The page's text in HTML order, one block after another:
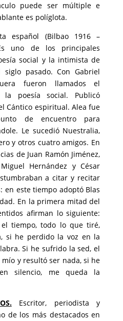
puede ser múltiple e
es políglota.
español (Bilbao 1916 –
uno de los principales
social y la intimista de
pasado. Con Gabriel
fueron llamados el
la poesía social. Publicó
Cántico espiritual. Alea fue
de encuentro para
Le sucedió Nuestralia,
y otros cuatro amigos. En
de Juan Ramón Jiménez,
Hernández y César
a citar y recitar
en este tiempo adoptó Blas
En la primera mitad del
afirman lo siguiente:
tiempo, todo lo que tiré,
si he perdido la voz en la
Si he sufrido la sed, el
y resultó ser nada, si he
silencio, me queda la
Escritor, periodista y
de los más destacados en